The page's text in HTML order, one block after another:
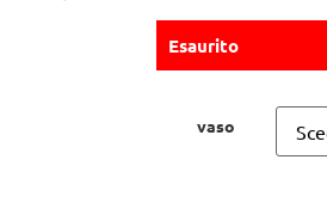
Esaurito
vaso